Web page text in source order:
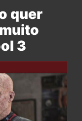
quer
3